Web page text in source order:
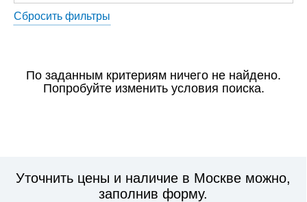
Сбросить фильтры
По заданным критериям ничего не найдено.
Попробуйте изменить условия поиска.
Уточнить цены и наличие в Москве можно,
заполнив форму.